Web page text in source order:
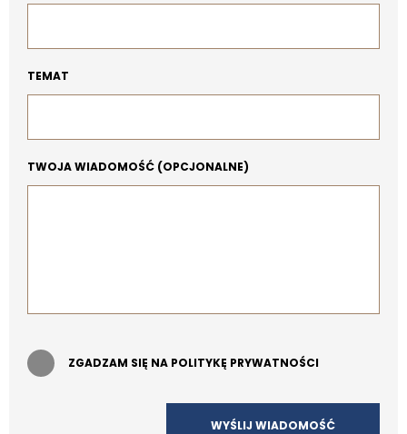
TEMAT
TWOJA WIADOMOŚĆ (OPCJONALNE)
ZGADZAM SIĘ NA POLITYKĘ PRYWATNOŚCI